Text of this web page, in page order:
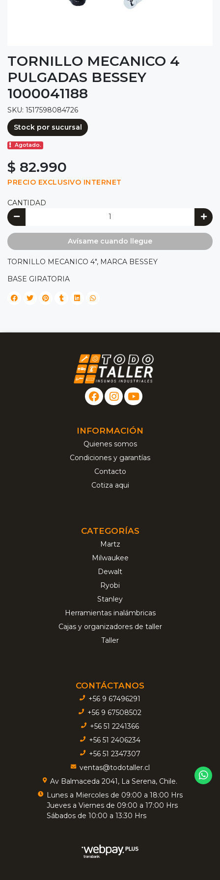
TORNILLO MECANICO 4
PULGADAS BESSEY
1000041188
SKU: 1517598084726
Stock por sucursal
Agotado.
$ 82.990
PRECIO EXCLUSIVO INTERNET
CANTIDAD
Avísame cuando llegue
TORNILLO MECANICO 4", MARCA BESSEY
BASE GIRATORIA
INFORMACIÓN
Quienes somos
Condiciones y garantías
Contacto
Cotiza aqui
CATEGORÍAS
Martz
Milwaukee
Dewalt
Ryobi
Stanley
Herramientas inalámbricas
Cajas y organizadores de taller
Taller
CONTÁCTANOS
+56 9 67496291
+56 9 67508502
+56 51 2241366
+56 51 2406234
+56 51 2347307
ventas@todotaller.cl
Av Balmaceda 2041, La Serena, Chile.
Lunes a Miercoles de 09:00 a 18:00 Hrs
Jueves a Viernes de 09:00 a 17:00 Hrs
Sábados de 10:00 a 13:30 Hrs